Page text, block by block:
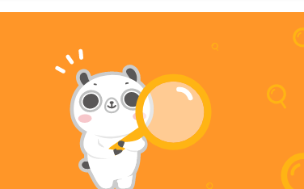
関連アイテムを見る
お届け納期と配送方法
オリジナルオーダー制作事例